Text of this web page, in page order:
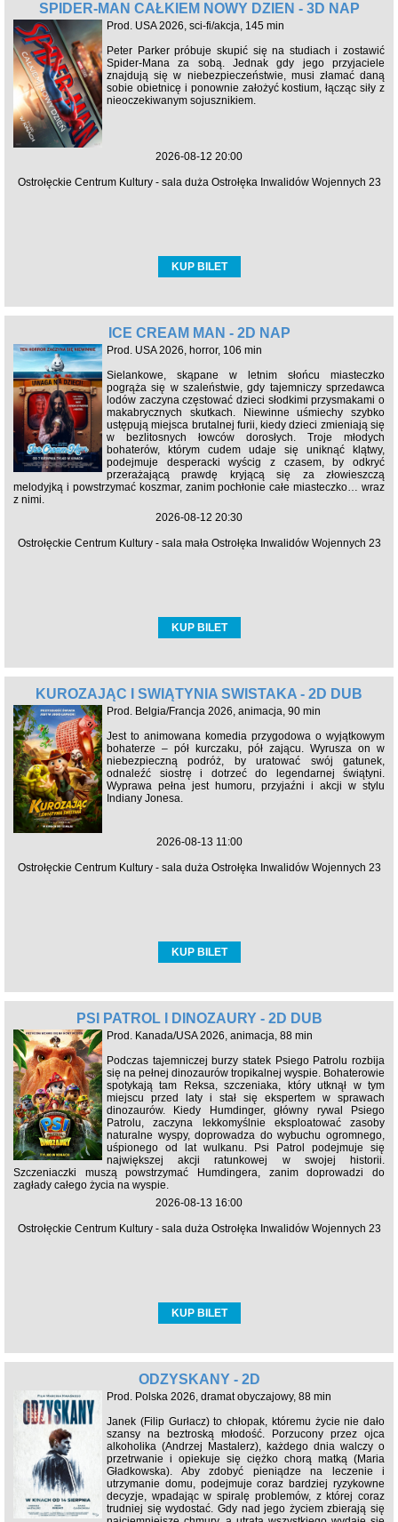
SPIDER-MAN CAŁKIEM NOWY DZIEŃ - 3D NAP
Prod. USA 2026, sci-fi/akcja, 145 min
Peter Parker próbuje skupić się na studiach i zostawić
Spider-Mana za sobą. Jednak gdy jego przyjaciele
znajdują się w niebezpieczeństwie, musi złamać daną
sobie obietnicę i ponownie założyć kostium, łącząc siły z
nieoczekiwanym sojusznikiem.
2026-08-12 20:00
Ostrołęckie Centrum Kultury - sala duża Ostrołęka Inwalidów Wojennych 23
KUP BILET
ICE CREAM MAN - 2D NAP
Prod. USA 2026, horror, 106 min
Sielankowe, skąpane w letnim słońcu miasteczko
pogrąża się w szaleństwie, gdy tajemniczy sprzedawca
lodów zaczyna częstować dzieci słodkimi przysmakami o
makabrycznych skutkach. Niewinne uśmiechy szybko
ustępują miejsca brutalnej furii, kiedy dzieci zmieniają się
w bezlitosnych łowców dorosłych. Troje młodych
bohaterów, którym cudem udaje się uniknąć klątwy,
podejmuje desperacki wyścig z czasem, by odkryć
przerażającą prawdę kryjącą się za złowieszczą
melodyjką i powstrzymać koszmar, zanim pochłonie całe miasteczko… wraz
z nimi.
2026-08-12 20:30
Ostrołęckie Centrum Kultury - sala mała Ostrołęka Inwalidów Wojennych 23
KUP BILET
KUROZAJĄC I ŚWIĄTYNIA ŚWISTAKA - 2D DUB
Prod. Belgia/Francja 2026, animacja, 90 min
Jest to animowana komedia przygodowa o wyjątkowym
bohaterze – pół kurczaku, pół zającu. Wyrusza on w
niebezpieczną podróż, by uratować swój gatunek,
odnaleźć siostrę i dotrzeć do legendarnej świątyni.
Wyprawa pełna jest humoru, przyjaźni i akcji w stylu
Indiany Jonesa.
2026-08-13 11:00
Ostrołęckie Centrum Kultury - sala duża Ostrołęka Inwalidów Wojennych 23
KUP BILET
PSI PATROL I DINOZAURY - 2D DUB
Prod. Kanada/USA 2026, animacja, 88 min
Podczas tajemniczej burzy statek Psiego Patrolu rozbija
się na pełnej dinozaurów tropikalnej wyspie. Bohaterowie
spotykają tam Reksa, szczeniaka, który utknął w tym
miejscu przed laty i stał się ekspertem w sprawach
dinozaurów. Kiedy Humdinger, główny rywal Psiego
Patrolu, zaczyna lekkomyślnie eksploatować zasoby
naturalne wyspy, doprowadza do wybuchu ogromnego,
uśpionego od lat wulkanu. Psi Patrol podejmuje się
największej akcji ratunkowej w swojej historii.
Szczeniaczki muszą powstrzymać Humdingera, zanim doprowadzi do
zagłady całego życia na wyspie.
2026-08-13 16:00
Ostrołęckie Centrum Kultury - sala duża Ostrołęka Inwalidów Wojennych 23
KUP BILET
ODZYSKANY - 2D
Prod. Polska 2026, dramat obyczajowy, 88 min
Janek (Filip Gurłacz) to chłopak, któremu życie nie dało
szansy na beztroską młodość. Porzucony przez ojca
alkoholika (Andrzej Mastalerz), każdego dnia walczy o
przetrwanie i opiekuje się ciężko chorą matką (Maria
Gładkowska). Aby zdobyć pieniądze na leczenie i
utrzymanie domu, podejmuje coraz bardziej ryzykowne
decyzje, wpadając w spiralę problemów, z której coraz
trudniej się wydostać. Gdy nad jego życiem zbierają się